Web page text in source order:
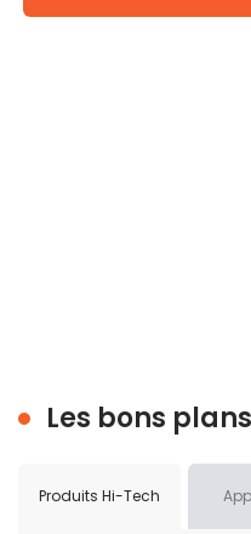
Les bons
Produits Hi-Tech